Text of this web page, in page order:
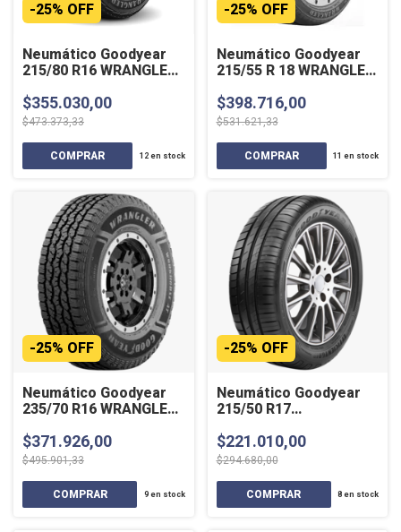
Neumático Goodyear
215/80 R16 WRANGLER
-25% OFF
$355.030,00
$473.373,33
12en stock
Neumático Goodyear
215/55 R 18 WRANGLER
-25% OFF
$398.716,00
$531.621,33
11 en stock
Neumático Goodyear
235/70 R16 WRANGLER
XL
-25% OFF
$371.926,00
$495.901,33
9en stock
Neumático Goodyear
215/50 R17
PERFORMANCE 91V
-25% OFF
$221.010,00
$294.680,00
8 en stock